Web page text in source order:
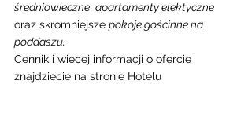
średniowieczne, apartamenty elektyczne
oraz skromniejsze pokoje gościnne na
poddaszu.
Cennik i wiecej informacji o ofercie
znajdziecie na stronie Hotelu